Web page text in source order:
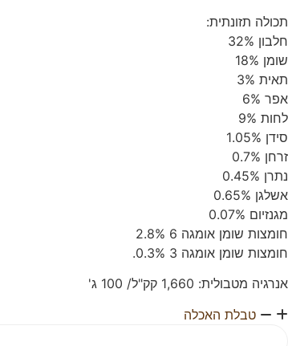
תכולה תזונתית:
חלבון 32%
שומן 18%
תאית 3%
אפר 6%
לחות 9%
סידן 1.05%
זרחן 0.7%
נתרן 0.45%
אשלגן 0.65%
מגנזיום 0.07%
חומצות שומן אומגה 6 2.8%
חומצות שומן אומגה 3 0.3%.
אנרגיה מטבולית: 1,660 קק"ל/ 100 ג'
טבלת האכלה